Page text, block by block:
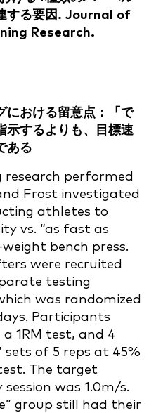
する要因. Journal of
Research.
における留意点：「で
示するよりも、目標速
ある
research performed
Frost investigated
athletes to
vs. “as fast as
bench press.
were recruited
testing
was randomized
Participants
1RM test, and 4
sets of 5 reps at 45%
The target
was 1.0m/s.
group still had their